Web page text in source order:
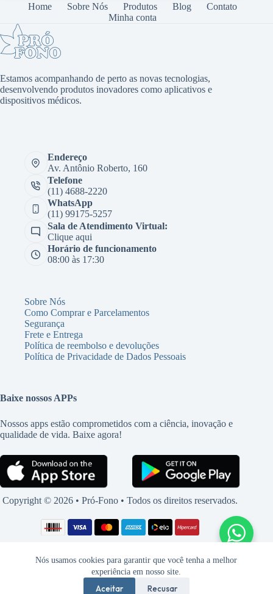
Nós usamos cookies para garantir que você tenha a melhor
experiência em nosso site.
Aceitar Recusar
Home Sobre Nós Produtos Blog
Contato
Minha conta
Estamos acompanhando de perto as novas tecnologias,
desenvolvendo produtos inovadores como aplicativos e
dispositivos médicos.
Endereço
Av. Antônio Roberto, 160
Telefone
(11) 4688-2220
WhatsApp
(11) 99175-5257
Sala de Atendimento Virtual:
Clique aqui
Horário de funcionamento
08:00 às 17:30
Sobre Nós
Como Comprar e Parcelamentos
Segurança
Frete e Entrega
Política de reembolso e devoluções
Política de Privacidade de Dados Pessoais
Baixe nossos APPs
Nossos apps estão comprometidos com a ciência, inovação e
qualidade de vida. Baixe agora!
Copyright © 2026 • Pró-Fono • Todos os direitos reservados.